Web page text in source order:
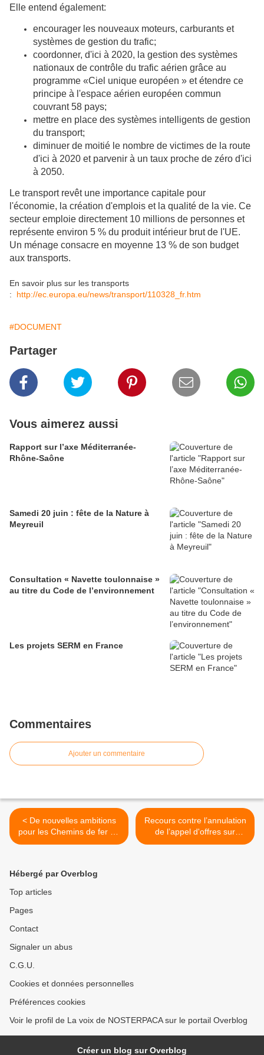
Elle entend également:
encourager les nouveaux moteurs, carburants et
systèmes de gestion du trafic;
coordonner, d'ici à 2020, la gestion des systèmes
nationaux de contrôle du trafic aérien grâce au
programme «Ciel unique européen » et étendre ce
principe à l'espace aérien européen commun
couvrant 58 pays;
mettre en place des systèmes intelligents de gestion
du transport;
diminuer de moitié le nombre de victimes de la route
d'ici à 2020 et parvenir à un taux proche de zéro d'ici
à 2050.
Le transport revêt une importance capitale pour
l'économie, la création d'emplois et la qualité de la vie. Ce
secteur emploie directement 10 millions de personnes et
représente environ 5 % du produit intérieur brut de l'UE.
Un ménage consacre en moyenne 13 % de son budget
aux transports.
En savoir plus sur les transports
: http://ec.europa.eu/news/transport/110328_fr.htm
#DOCUMENT
Partager
Vous aimerez aussi
Rapport sur l’axe Méditerranée-
Rhône-Saône
Samedi 20 juin : fête de la Nature à
Meyreuil
Consultation « Navette toulonnaise »
au titre du Code de l’environnement
Les projets SERM en France
Commentaires
Ajouter un commentaire
< De nouvelles ambitions
pour les Chemins de fer de
Provence Nice – Digne,
Recours contre l’annulation
de l’appel d'offres sur
l’écotaxe poids lourds >
Hébergé par Overblog
Top articles
Pages
Contact
Signaler un abus
C.G.U.
Cookies et données personnelles
Préférences cookies
Voir le profil de La voix de NOSTERPACA sur le portail Overblog
Créer un blog sur Overblog